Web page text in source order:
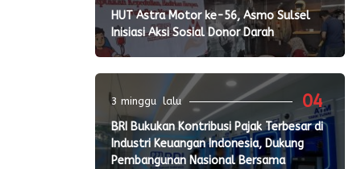
HUT Astra Motor ke-56, Asmo Sulsel
Inisiasi Aksi Sosial Donor Darah
04
3 minggu lalu
BRI Bukukan Kontribusi Pajak Terbesar di
Industri Keuangan Indonesia, Dukung
Pembangunan Nasional Bersama